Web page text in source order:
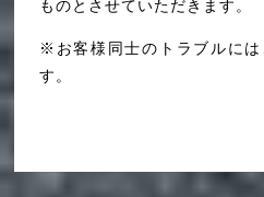
ものとさせていただきます。
※お客様同士のトラブルには
す。